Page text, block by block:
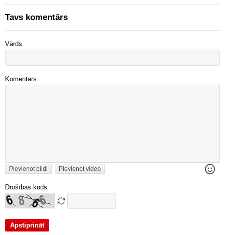
Tavs komentārs
Vārds
Komentārs
Pievienot bildi Pievienot video
Drošības kods